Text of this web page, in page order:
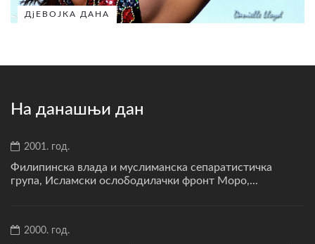
ДјЕВОЈКА ДАНА
На данашњи дан
2001. год.
Филипинска влада и муслиманска сепаратистичка
група, Исламски ослободилачки фронт Моро,...
2000. год.